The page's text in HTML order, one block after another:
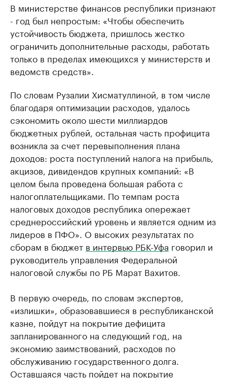
В министерстве финансов республики признают
- год был непростым: «Чтобы обеспечить
устойчивость бюджета, пришлось жестко
ограничить дополнительные расходы, работать
только в пределах имеющихся у министерств и
ведомств средств».
По словам Рузалии Хисматуллиной, в том числе
благодаря оптимизации расходов, удалось
сэкономить около шести миллиардов
бюджетных рублей, остальная часть профицита
возникла за счет перевыполнения плана
доходов: роста поступлений налога на прибыль,
акцизов, дивидендов крупных компаний: «В
целом была проведена большая работа с
налогоплательщиками. По темпам роста
налоговых доходов республика опережает
среднероссийский уровень и является одним из
лидеров в ПФО». О высоких результатах по
сборам в бюджет в интервью РБК-Уфа говорил и
руководитель управления Федеральной
налоговой службы по РБ Марат Вахитов.
В первую очередь, по словам экспертов,
«излишки», образовавшиеся в республиканской
казне, пойдут на покрытие дефицита
запланированного на следующий год, на
экономию заимствований, расходов по
обслуживанию государственного долга.
Оставшаяся часть пойдет на покрытие